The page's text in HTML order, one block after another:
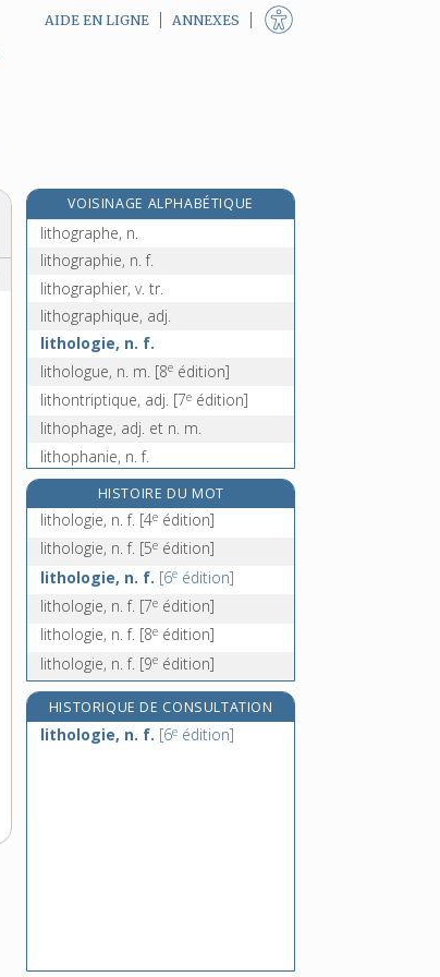
AIDE EN LIGNE ANNEXES
VOISINAGE ALPHABÉTIQUE
lithodome, n. m.
lithographe, n.
lithographie, n. f.
lithographier, v. tr.
lithographique, adj.
lithologie, n. f.
lithologue, n. m. [8e édition]
lithontriptique, adj. [7e édition]
lithophage, adj. et n. m.
lithophanie, n. f.
lithophyte, n. m.[8eédition]
lithosphère, n. f.
lithotome, n. m.
lithotomie, n. f.
lithotomiste, n. m.[7 édition]
HISTOIRE DU MOT
lithologie, n. f. [4e édition]
lithologie, n. f. [5e édition]
lithologie, n. f. [6e édition]
lithologie, n. f. [7e édition]
lithologie, n. f. [8e édition]
lithologie, n. f. [9e édition]
HISTORIQUE DE CONSULTATION
lithologie, n. f. [6e édition]